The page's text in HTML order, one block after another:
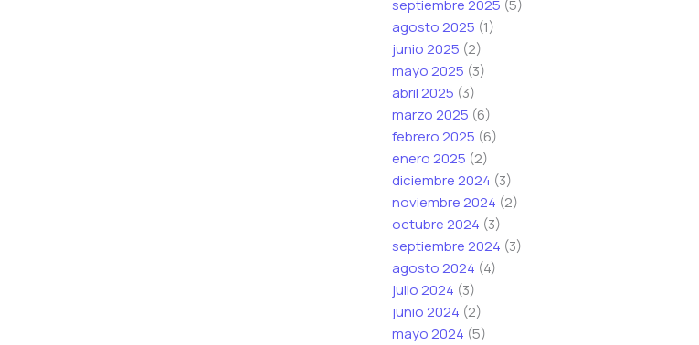
i
c
o
r
e
o
C
o
r
r
e
o
i
c
o
*
septiembre 2025 (5)
agosto 2025 (1)
junio 2025 (2)
mayo 2025 (3)
abril 2025 (3)
marzo 2025 (6)
febrero 2025 (6)
enero 2025 (2)
diciembre 2024 (3)
noviembre 2024 (2)
octubre 2024 (3)
septiembre 2024 (3)
agosto 2024 (4)
julio 2024 (3)
junio 2024 (2)
mayo 2024 (5)